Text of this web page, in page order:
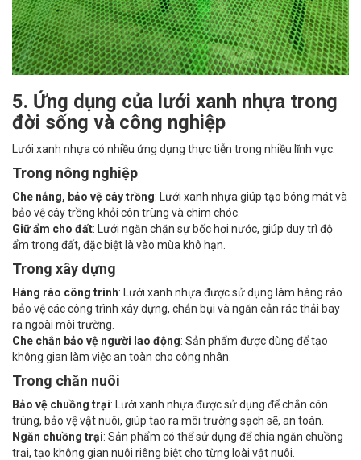
5. Ứng dụng của lưới xanh nhựa trong
đời sống và công nghiệp
Lưới xanh nhựa có nhiều ứng dụng thực tiễn trong nhiều lĩnh vực:
Trong nông nghiệp
Che nắng, bảo vệ cây trồng: Lưới xanh nhựa giúp tạo bóng mát và
bảo vệ cây trồng khỏi côn trùng và chim chóc.
Giữ ẩm cho đất: Lưới ngăn chặn sự bốc hơi nước, giúp duy trì độ
ẩm trong đất, đặc biệt là vào mùa khô hạn.
Trong xây dựng
Hàng rào công trình: Lưới xanh nhựa được sử dụng làm hàng rào
bảo vệ các công trình xây dựng, chắn bụi và ngăn cản rác thải bay
ra ngoài môi trường.
Che chắn bảo vệ người lao động: Sản phẩm được dùng để tạo
không gian làm việc an toàn cho công nhân.
Trong chăn nuôi
Bảo vệ chuồng trại: Lưới xanh nhựa được sử dụng để chắn côn
trùng, bảo vệ vật nuôi, giúp tạo ra môi trường sạch sẽ, an toàn.
Ngăn chuồng trại: Sản phẩm có thể sử dụng để chia ngăn chuồng
trại, tạo không gian nuôi riêng biệt cho từng loài vật nuôi.